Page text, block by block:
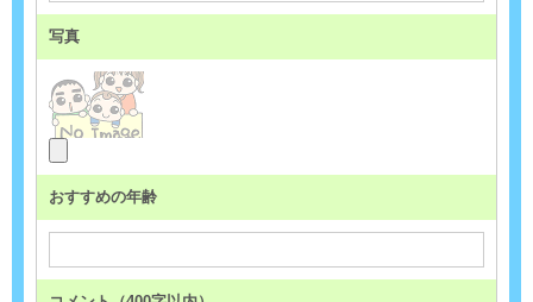
写真
おすすめの年齢